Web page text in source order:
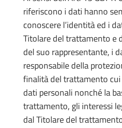
riferiscono i dati hanno
conoscere l’identità ed i
Titolare del trattamento e
del suo rappresentante, i
responsabile della
finalità del trattamento
dati personali nonché la
trattamento, gli interessi
dal Titolare del